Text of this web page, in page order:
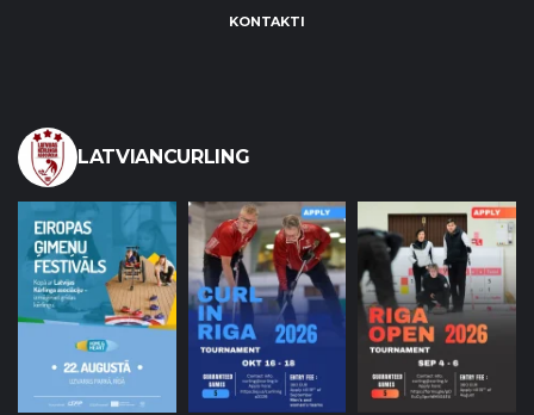
KONTAKTI
LATVIANCURLING